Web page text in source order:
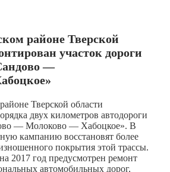
районе Тверской
участок дороги
—
Тверской области
двух километров автодороги
— Молоково — Хабоцкое». В
кампанию восстановят более
покрытия этой трассы.
2017 год предусмотрен ремонт
автомобильных дорог,